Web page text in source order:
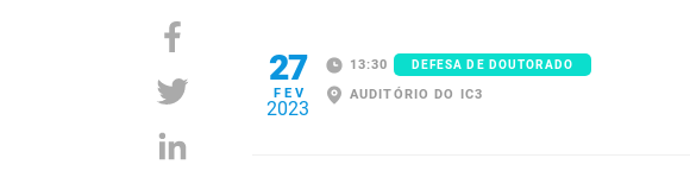
27
FEV
2023
13:30 DEFESA DE DOUTORADO
AUDITÓRIO DO IC3